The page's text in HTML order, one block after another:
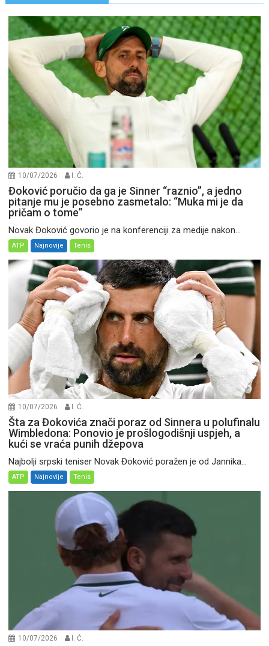
10/07/2026 I. Ć.
Đoković poručio da ga je Sinner “raznio”, a jedno
pitanje mu je posebno zasmetalo: “Muka mi je da
pričam o tome”
Novak Đoković govorio je na konferenciji za medije nakon...
ATP Najnovije Tenis
10/07/2026 I. Ć.
Šta za Đokovića znači poraz od Sinnera u polufinalu
Wimbledona: Ponovio je prošlogodišnji uspjeh, a
kući se vraća punih džepova
Najbolji srpski teniser Novak Đoković poražen je od Jannika...
ATP Najnovije Tenis
10/07/2026 I. Ć.